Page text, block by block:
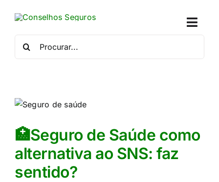
content
por:
🏥Seguro de Saúde como
alternativa ao SNS: faz
sentido?